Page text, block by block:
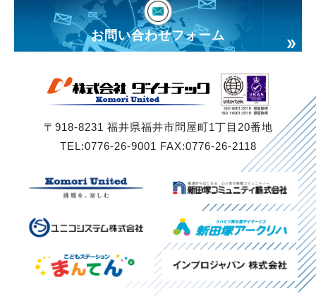
お問い合わせフォーム
〒918-8231 福井県福井市問屋町1丁目20番地
TEL:0776-26-9001 FAX:0776-26-2118